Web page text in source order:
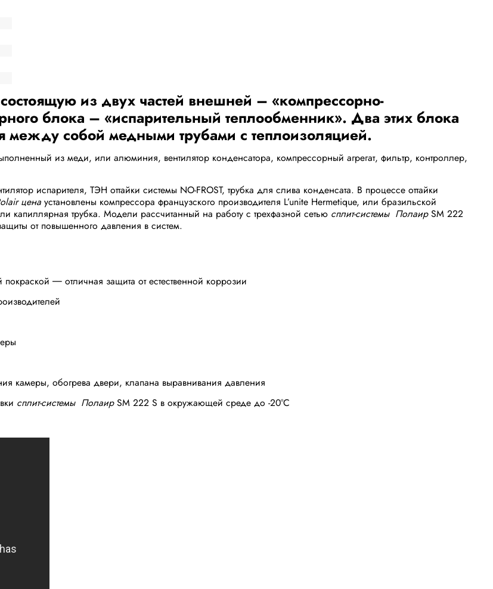
из двух частей внешней – «компрессорно-
блока – «испарительный теплообменник». Два этих блока
собой медными трубами с теплоизоляцией.
из меди, или алюминия, вентилятор конденсатора, компрессорный агрегат, фильтр, контроллер,
испарителя, ТЭН оттайки системы NO-FROST, трубка для слива конденсата. В процессе оттайки
цена установлены компрессора французского производителя L’unite Hermetique, или бразильской
капиллярная трубка. Модели рассчитанный на работу с трехфазной сетью сплит-системы ПолаирSM 222
от повышенного давления в систем.
― отличная защита от естественной коррозии
обогрева двери, клапана выравнивания давления
сплит-системы ПолаирSM 222 S в окружающей среде до -20°С